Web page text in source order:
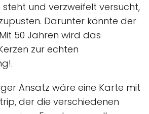
steht und verzweifelt versucht,
Darunter könnte der
50 Jahren wird das
zur echten
Ansatz wäre eine Karte mit
der die verschiedenen